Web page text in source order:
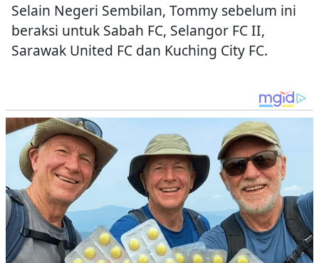
Selain Negeri Sembilan, Tommy sebelum ini
beraksi untuk Sabah FC, Selangor FC II,
Sarawak United FC dan Kuching City FC.